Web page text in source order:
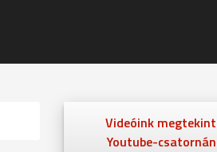
Videóink
Youtube-